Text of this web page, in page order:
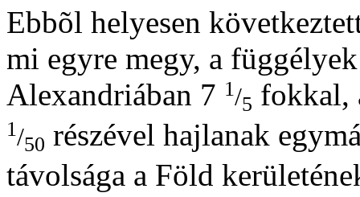
Ebbõl helyesen
mi egyre megy, a
Alexandriában 7 1/5 fokkal,
1/50 részével hajlanak
távolsága a Föld